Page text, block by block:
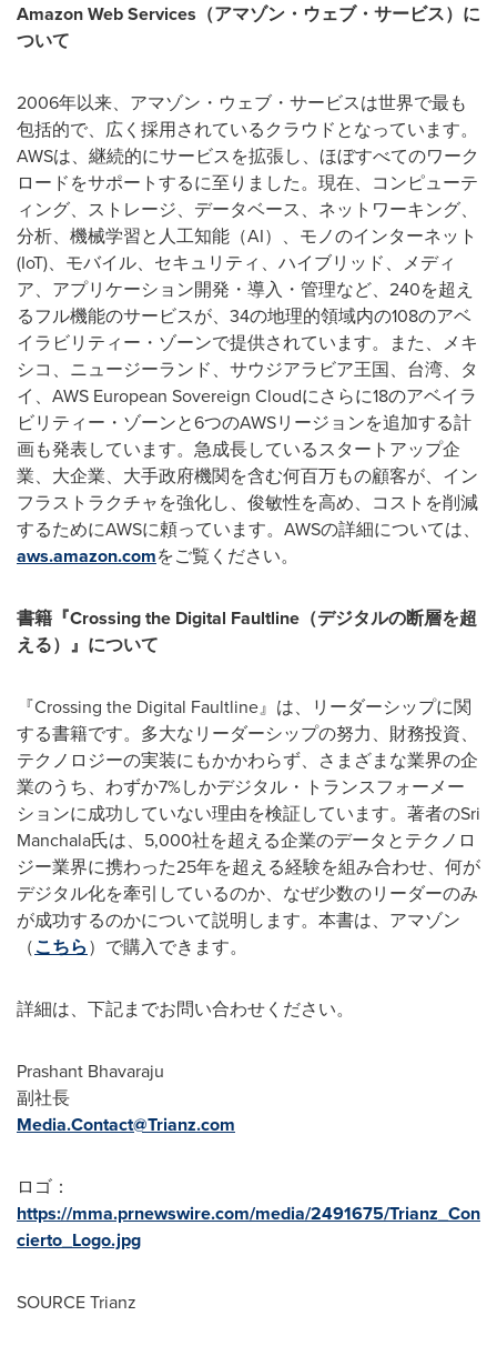
Amazon Web Services （アマゾン・ウェブ・サービス）に
ついて
2006年以来、アマゾン・ウェブ・サービスは世界で最も
包括的で、広く採用されているクラウドとなっています。
AWSは、継続的にサービスを拡張し、ほぼすべてのワーク
ロードをサポートするに至りました。現在、コンピューテ
ィング、ストレージ、データベース、ネットワーキング、
分析、機械学習と人工知能（AI）、モノのインターネット
(IoT)、モバイル、セキュリティ、ハイブリッド、メディ
ア、アプリケーション開発・導入・管理など、240を超え
るフル機能のサービスが、34の地理的領域内の108のアベ
イラビリティー・ゾーンで提供されています。また、メキ
シコ、ニュージーランド、サウジアラビア王国、台湾、タ
イ、AWS European Sovereign Cloudにさらに18のアベイラ
ビリティー・ゾーンと6つのAWSリージョンを追加する計
画も発表しています。急成長しているスタートアップ企
業、大企業、大手政府機関を含む何百万もの顧客が、イン
フラストラクチャを強化し、俊敏性を高め、コストを削減
するためにAWSに頼っています。AWSの詳細については、
aws.amazon.comをご覧ください。
書籍『Crossing the Digital Faultline （デジタルの断層を超
える） 』について
『Crossing the Digital Faultline』は、リーダーシップに関
する書籍です。多大なリーダーシップの努力、財務投資、
テクノロジーの実装にもかかわらず、さまざまな業界の企
業のうち、わずか7%しかデジタル・トランスフォーメー
ションに成功していない理由を検証しています。著者のSri
Manchala氏は、5,000社を超える企業のデータとテクノロ
ジー業界に携わった25年を超える経験を組み合わせ、何が
デジタル化を牽引しているのか、なぜ少数のリーダーのみ
が成功するのかについて説明します。本書は、アマゾン
（こちら）で購入できます。
詳細は、下記までお問い合わせください。
Prashant Bhavaraju
副社長
Media.Contact@Trianz.com
ロゴ：
https://mma.prnewswire.com/media/2491675/Trianz_Con
cierto_Logo.jpg
SOURCE Trianz